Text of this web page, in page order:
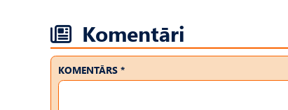
Komentāri
KOMENTĀRS *